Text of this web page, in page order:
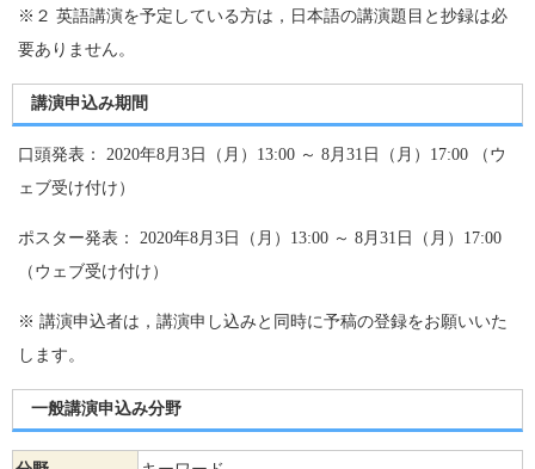
※２ 英語講演を予定している方は，日本語の講演題目と抄録は必
要ありません。
講演申込み期間
口頭発表： 2020年8月3日（月）13:00 ～ 8月31日（月）17:00 （ウ
ェブ受け付け）
ポスター発表： 2020年8月3日（月）13:00 ～ 8月31日（月）17:00
（ウェブ受け付け）
※ 講演申込者は，講演申し込みと同時に予稿の登録をお願いいた
します。
一般講演申込み分野